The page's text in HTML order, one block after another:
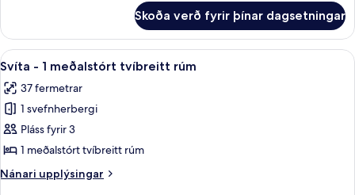
tvíbreið
rúm
stúdíóíbúð
2
tvíbreið
rúm
Skoða verð fyrir þínar dagsetningar
Skoða
allar
myndir
fyrir
Svíta
-
1
meðalstórt
Svíta - 1 meðalstórt tvíbreitt rúm |
4
Svíta - 1 meðalstórt tvíbreitt rúm
37 fermetrar
1 svefnherbergi
Pláss fyrir 3
1 meðalstórt tvíbreitt rúm
Nánari upplýsingar
Nánari